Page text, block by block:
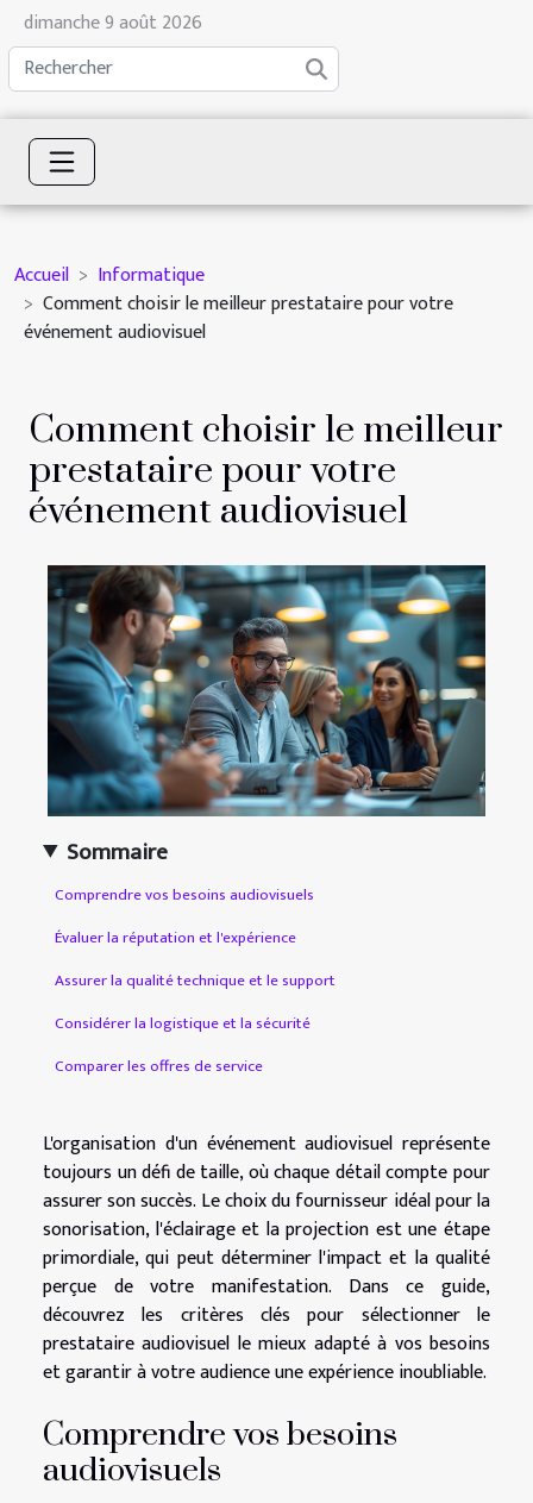
dimanche 9 août 2026
Accueil
Informatique
Comment choisir le meilleur prestataire pour votre
événement audiovisuel
Comment choisir le meilleur
prestataire pour votre
événement audiovisuel
Sommaire
Comprendre vos besoins audiovisuels
Évaluer la réputation et l'expérience
Assurer la qualité technique et le support
Considérer la logistique et la sécurité
Comparer les offres de service
L'organisation d'un événement audiovisuel représente
toujours un défi de taille, où chaque détail compte pour
assurer son succès. Le choix du fournisseur idéal pour la
sonorisation, l'éclairage et la projection est une étape
primordiale, qui peut déterminer l'impact et la qualité
perçue de votre manifestation. Dans ce guide,
découvrez les critères clés pour sélectionner le
prestataire audiovisuel le mieux adapté à vos besoins
et garantir à votre audience une expérience inoubliable.
Comprendre vos besoins
audiovisuels